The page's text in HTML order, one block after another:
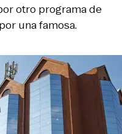
otro programa de
una famosa.